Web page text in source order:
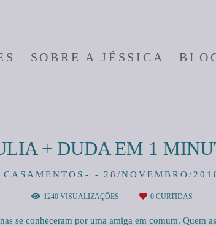
SOBRE A JÉSSICA
CASAMENTOS 28/NOVEMBRO/
+ DUDA EM 1
1240VISUALIZAÇÕES 0CURTIDAS
se conheceram por uma amiga em comum. Quem